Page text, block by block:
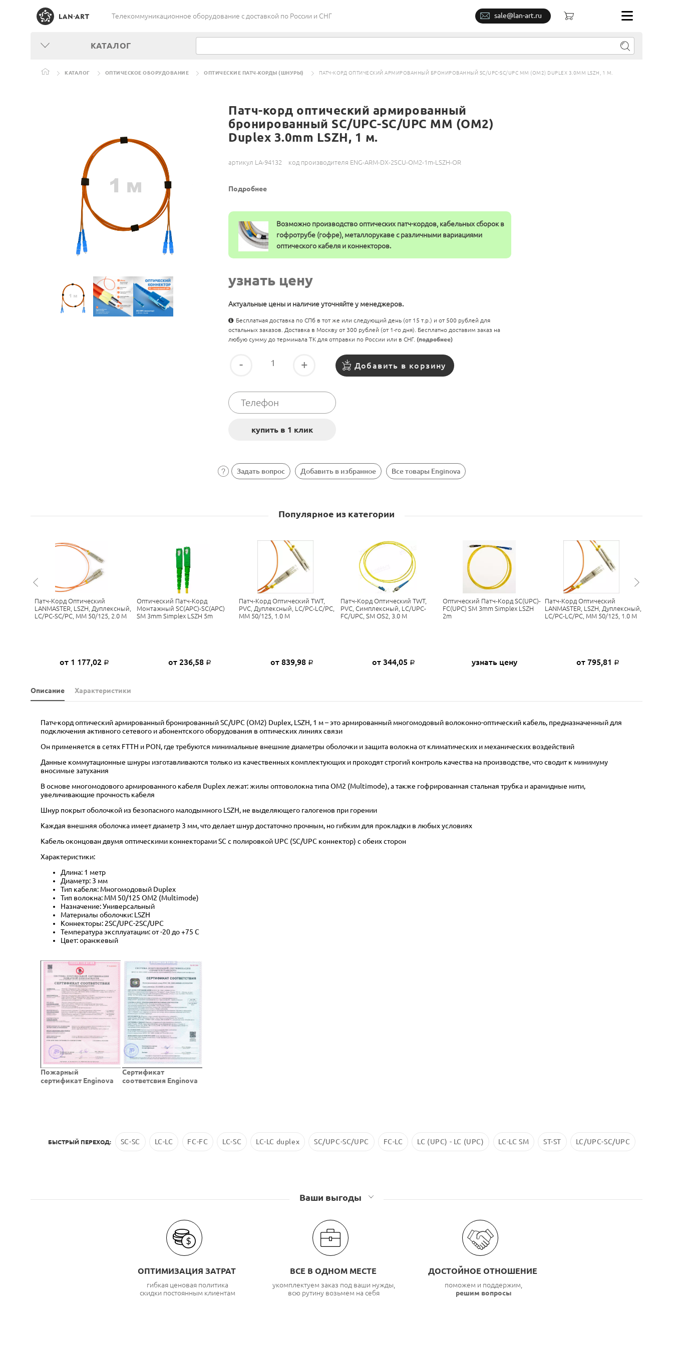
Телекоммуникационное оборудование c доставкой по России и СНГ sale@lan-art.ru
КАТАЛОГ
КАТАЛОГ ОПТИЧЕСКОЕ ОБОРУДОВАНИЕ ОПТИЧЕСКИЕ ПАТЧ-КОРДЫ (ШНУРЫ) ПАТЧ-КОРД ОПТИЧЕСКИЙ АРМИРОВАННЫЙ БРОНИРОВАННЫЙ SC/UPC-SC/UPC MM (OM2) DUPLEX 3.0MM LSZH, 1 М.
Патч-корд оптический армированный
бронированный SC/UPC-SC/UPC MM (OM2)
Duplex 3.0mm LSZH, 1 м.
артикул LA-94132 код производителя ENG-ARM-DX-2SCU-OM2-1m-LSZH-OR
Подробнее
Возможно производство оптических патч-кордов, кабельных сборок в
гофротрубе (гофре), металлорукаве с различными вариациями
оптического кабеля и коннекторов.
узнать цену
Актуальные цены и наличие уточняйте у менеджеров.
Бесплатная доставка по СПб в тот же или следующий день (от 15 т.р.) и от 500 рублей для
остальных заказов. Доставка в Москву от 300 рублей (от 1-го дня). Бесплатно доставим заказ на
любую сумму до терминала ТК для отправки по России или в СНГ. (подробнее)
- + Добавить в корзину
Задать вопрос Добавить в избранное Все товары Enginova
Популярное из категории
Патч-Корд Оптический
LANMASTER, LSZH, Дуплексный,
LC/PC-SC/PC, MM 50/125, 2.0 М
от 1 177,02 Р
Оптический Патч-Корд
Монтажный SC(APC)-SC(APC)
SM 3mm Simplex LSZH 5m
от 236,58 Р
Патч-Корд Оптический TWT,
PVC, Дуплексный, LC/PC-LC/PC,
MM 50/125, 1.0 М
от 839,98 Р
Патч-Корд Оптический TWT,
PVC, Симплексный, LC/UPC-
FC/UPC, SM OS2, 3.0 М
от 344,05 Р
Оптический Патч-Корд SC(UPC)-
FC(UPC) SM 3mm Simplex LSZH
2m
узнать цену
Патч-Корд Оптический
LANMASTER, LSZH, Дуплексный,
LC/PC-LC/PC, MM 50/125, 1.0 М
от 795,81 Р
Описание Характеристики
Патч-корд оптический армированный бронированный SC/UPC (OM2) Duplex, LSZH, 1 м – это армированный многомодовый волоконно-оптический кабель, предназначенный для
подключения активного сетевого и абонентского оборудования в оптических линиях связи
Он применяется в сетях FTTH и PON, где требуются минимальные внешние диаметры оболочки и защита волокна от климатических и механических воздействий
Данные коммутационные шнуры изготавливаются только из качественных комплектующих и проходят строгий контроль качества на производстве, что сводит к минимуму
вносимые затухания
В основе многомодового армированного кабеля Duplex лежат: жилы оптоволокна типа OM2 (Multimode), а также гофрированная стальная трубка и арамидные нити,
увеличивающие прочность кабеля
Шнур покрыт оболочкой из безопасного малодымного LSZH, не выделяющего галогенов при горении
Каждая внешняя оболочка имеет диаметр 3 мм, что делает шнур достаточно прочным, но гибким для прокладки в любых условиях
Кабель оконцован двумя оптическими коннекторами SC с полировкой UPC (SC/UPC коннектор) с обеих сторон
Характеристики:
Длина: 1 метр
Диаметр: 3 мм
Тип кабеля: Многомодовый Duplex
Тип волокна: MM 50/125 OM2 (Multimode)
Назначение: Универсальный
Материалы оболочки: LSZH
Коннекторы: 2SC/UPC-2SC/UPC
Температура эксплуатации: от -20 до +75 C
Цвет: оранжевый
Пожарный
сертификат Enginova
Cертификат
соответсвия Enginova
БЫСТРЫЙ ПЕРЕХОД: SC-SC LC-LC FC-FC LC-SC LC-LC duplex SC/UPC-SC/UPC FC-LC LC (UPC) - LC (UPC) LC-LC SM ST-ST LC/UPC-SС/UPC
Ваши выгоды
ОПТИМИЗАЦИЯ ЗАТРАТ
гибкая ценовая политика
скидки постоянным клиентам
ВСЕ В ОДНОМ МЕСТЕ
укомплектуем заказ под ваши нужды,
всю рутину возьмем на себя
ДОСТОЙНОЕ ОТНОШЕНИЕ
поможем и поддержим,
решим вопросы